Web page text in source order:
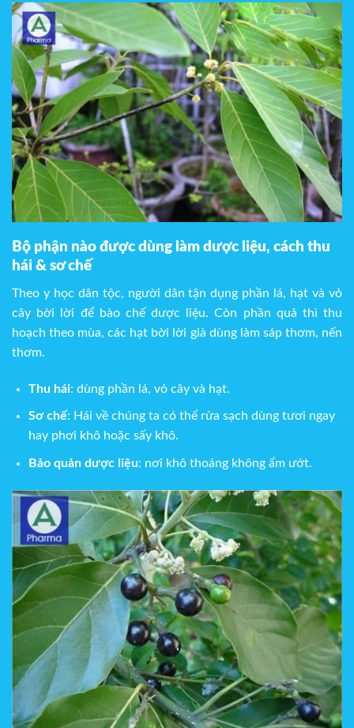
Bộ phận nào được dùng làm dược liệu, cách thu
hái & sơ chế
Theo y học dân tộc, người dân tận dụng phần lá, hạt và vỏ
cây bời lời để bào chế dược liệu. Còn phần quả thì thu
hoạch theo mùa, các hạt bời lời già dùng làm sáp thơm, nến
thơm.
Thu hái: dùng phần lá, vỏ cây và hạt.
Sơ chế: Hái về chúng ta có thể rửa sạch dùng tươi ngay
hay phơi khô hoặc sấy khô.
Bảo quản dược liệu: nơi khô thoáng không ẩm ướt.